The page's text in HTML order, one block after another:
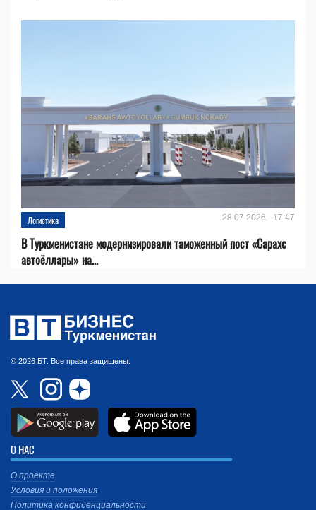
Логистика 28.07.2026 - 17:47
В Туркменистане модернизировали таможенный пост «Сарахс
автоёллары» на...
© 2026 БТ. Все права защищены.
О НАС
О проекте
Условия и положения
Политика конфиденциальности